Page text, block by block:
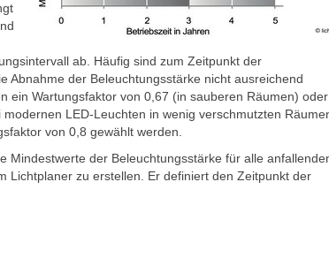
ab. Häufig sind zum Zeitpunkt der
Abnahme der Beleuchtungsstärke nicht ausreichend
ein Wartungsfaktor von 0,67 (in sauberen Räumen) oder
LED-Leuchten in wenig verschmutzten
von 0,8 gewählt werden.
Mindestwerte der Beleuchtungsstärke für alle
Lichtplaner zu erstellen. Er definiert den Zeitpunkt der